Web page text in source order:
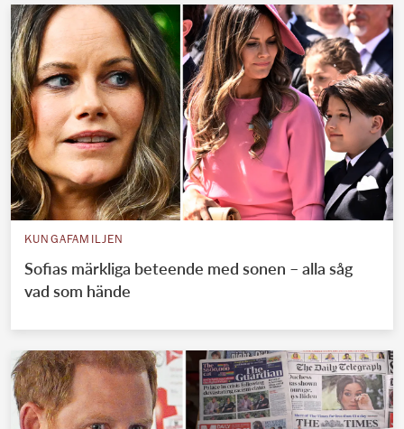
KUNGAFAMILJEN
Sofias märkliga beteende med sonen – alla såg
vad som hände